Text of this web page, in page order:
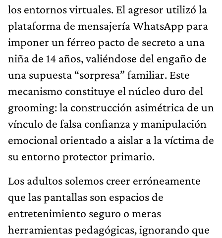
los entornos virtuales. El agresor utilizó la
plataforma de mensajería WhatsApp para
imponer un férreo pacto de secreto a una
niña de 14 años, valiéndose del engaño de
una supuesta “sorpresa” familiar. Este
mecanismo constituye el núcleo duro del
grooming: la construcción asimétrica de un
vínculo de falsa confianza y manipulación
emocional orientado a aislar a la víctima de
su entorno protector primario.
Los adultos solemos creer erróneamente
que las pantallas son espacios de
entretenimiento seguro o meras
herramientas pedagógicas, ignorando que